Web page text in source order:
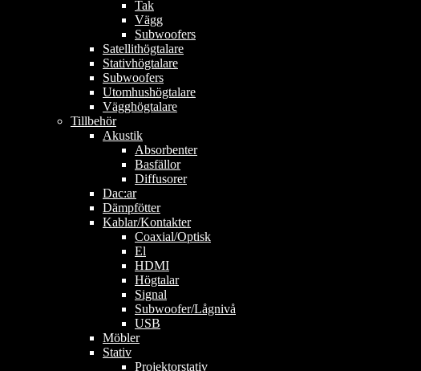
Tak
Vägg
Subwoofers
Satellithögtalare
Stativhögtalare
Subwoofers
Utomhushögtalare
Vägghögtalare
Tillbehör
Akustik
Absorbenter
Basfällor
Diffusorer
Dac:ar
Dämpfötter
Kablar/Kontakter
Coaxial/Optisk
El
HDMI
Högtalar
Signal
Subwoofer/Lågnivå
USB
Möbler
Stativ
Projektorstativ